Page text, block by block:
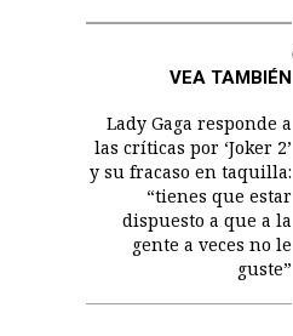
VEA TAMBIÉN
Lady Gaga responde a
las críticas por ‘Joker 2’
y su fracaso en taquilla:
“tienes que estar
dispuesto a que a la
gente a veces no le
guste”